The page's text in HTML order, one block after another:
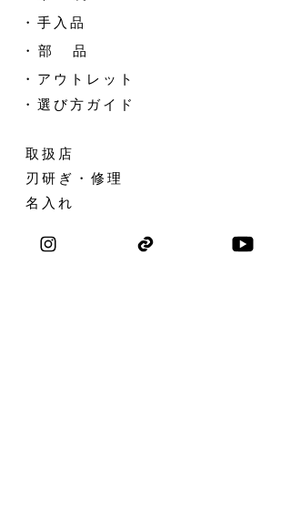
​・手入品
​・ 部 品
​・アウトレット
​・選び方ガイド
取扱店
刃研ぎ・修理
名入れ